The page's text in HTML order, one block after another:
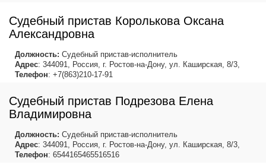
Судебный пристав Королькова Оксана
Александровна
Должность: Судебный пристав-исполнитель
Адрес: 344091, Россия, г. Ростов-на-Дону, ул. Каширская, 8/3,
Телефон: +7(863)210-17-91
Судебный пристав Подрезова Елена
Владимировна
Должность: Судебный пристав-исполнитель
Адрес: 344091, Россия, г. Ростов-на-Дону, ул. Каширская, 8/3,
Телефон: 6544165465516516